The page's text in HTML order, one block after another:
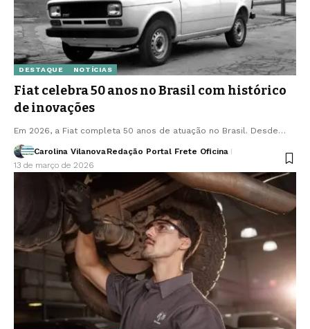
DESTAQUE NOTÍCIAS
Fiat celebra 50 anos no Brasil com histórico
de inovações
Em 2026, a Fiat completa 50 anos de atuação no Brasil. Desde…
Carolina VilanovaRedação Portal Frete Oficina
13 de março de 2026